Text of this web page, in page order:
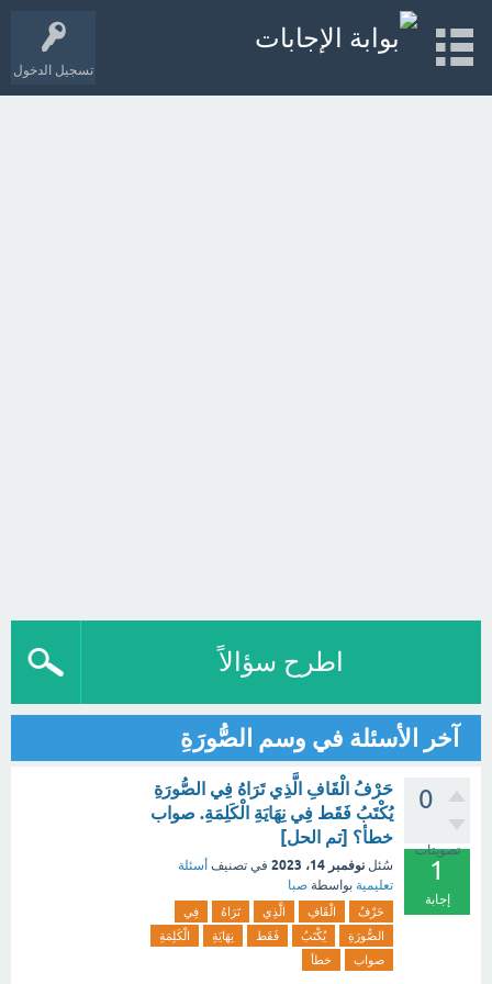
تسجيل الدخول
اطرح سؤالاً
آخر الأسئلة في وسم الصُّورَةِ
0
تصويتات
1
إجابة
حَرْفُ الْقَافِ الَّذِي تَرَاهُ فِي الصُّورَةِ
يُكْتَبُ فَقَط فِي نِهَايَةِ الْكَلِمَةِ. صواب
خطأ؟ [تم الحل]
سُئل نوفمبر 14، 2023 في تصنيف أسئلة
تعليمية بواسطة صبا
حَرْفُ الْقَافِ الَّذِي تَرَاهُ
فِي
الصُّورَةِ
يُكْتَبُ فَقَط نِهَايَةِ
الْكَلِمَةِ
صواب
خطأ